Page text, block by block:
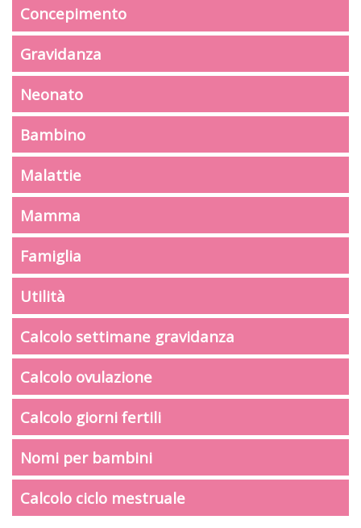
Concepimento
Gravidanza
Neonato
Bambino
Malattie
Mamma
Famiglia
Utilità
Calcolo settimane gravidanza
Calcolo ovulazione
Calcolo giorni fertili
Nomi per bambini
Calcolo ciclo mestruale